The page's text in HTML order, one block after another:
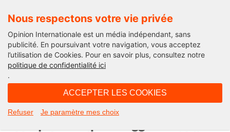
Nous respectons votre vie privée
Opinion Internationale est un média indépendant, sans
publicité. En poursuivant votre navigation, vous acceptez
l’utilisation de Cookies. Pour en savoir plus, consultez notre
politique de confidentialité ici
.
ACCEPTER LES COOKIES
Refuser Je paramètre mes choix
Opinion Outre-Mer
MACF : la nouvelle taxe carbone